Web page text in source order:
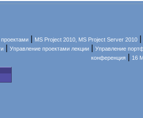
MS Project 2010, MS Project Server 2010
Управление проектами лекции
Управление
конференция
16